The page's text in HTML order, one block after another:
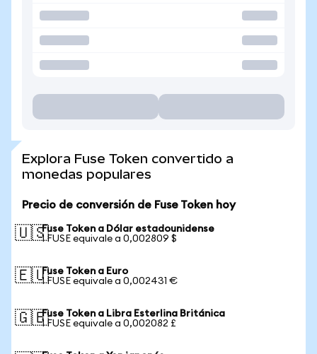
Explora Fuse Token convertido a
monedas populares
Precio de conversión de Fuse Token hoy
🇺🇸Fuse Token a Dólar estadounidense
1 FUSE equivale a 0,002809 $
🇪🇺Fuse Token a Euro
1 FUSE equivale a 0,002431 €
🇬🇧Fuse Token a Libra Esterlina Británica
1 FUSE equivale a 0,002082 £